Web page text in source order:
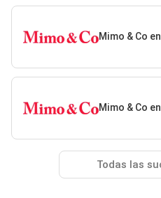
Mimo & Co
Mimo & Co
Todas las